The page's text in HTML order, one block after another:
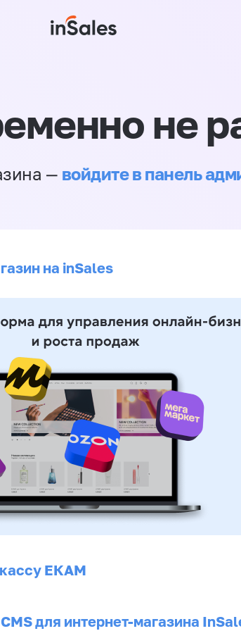
не
— войдите в панель
на inSales
ЕКАМ
CMS для интернет-магазина